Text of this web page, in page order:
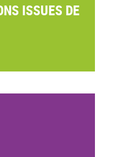
ISSUES DE